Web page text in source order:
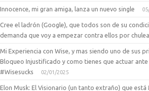
Innocence, mi gran amiga, lanza un nuevo single
Cree el ladrón (Google), que todos son de su
demanda que voy a empezar contra ellos por
Mi Experiencia con Wise, y mas siendo uno de sus
Bloqueo Injustificado y como tienes que actuar
#Wisesucks
02/01/2025
Elon Musk: El Visionario (un tanto extraño) que